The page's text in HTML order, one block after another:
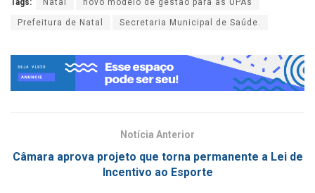
Prefeitura de Natal Secretaria Municipal de Saúde.
Notícia Anterior
Câmara aprova projeto que torna permanente a Lei de
Incentivo ao Esporte